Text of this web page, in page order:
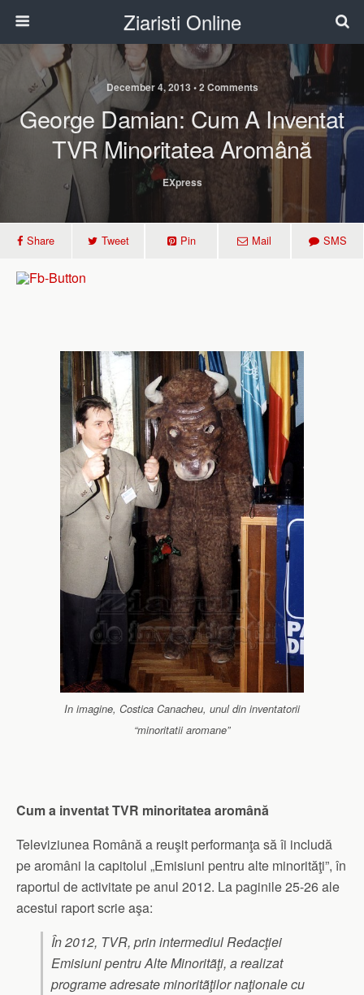
Ziaristi Online
December 4, 2013 • 2 Comments
George Damian: Cum A Inventat
TVR Minoritatea Aromână
EXpress
Share Tweet Pin Mail SMS
In imagine, Costica Canacheu, unul din inventatorii
“minoritatii aromane”
Cum a inventat TVR minoritatea aromână
Televiziunea Română a reuşit performanţa să îi includă
pe aromâni la capitolul „Emisiuni pentru alte minorităţi”, în
raportul de activitate pe anul 2012. La paginile 25-26 ale
acestui raport scrie aşa:
În 2012, TVR, prin intermediul Redacţiei
Emisiuni pentru Alte Minoritãţi, a realizat
programe adresate minoritãţilor naţionale cu